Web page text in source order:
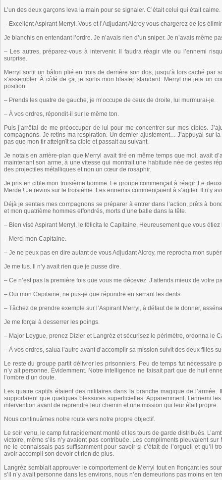
L’un des deux garçons leva la main pour se signaler. C’était celui qui était
– Excellent Aspirant Merryl. Vous et l’Adjudant Alcroy vous chargerez de les
Je blanchis en entendant l’ordre. Je n’avais rien d’un sniper. Je n’avais même
– Les autres, préparez-vous à intervenir. Il faudra réagir vite ou l’ennemi
surprise.
Merryl sortit un bâton plié en trois de derrière son dos, jusqu’à lors caché par
s’assembler. À côté de ça, je sortis mon blaster standard. Merryl me jeta un
position.
– Prends les quatre de gauche, je m’occupe de ceux de droite, lui murmurai-je.
– À vos ordres, répondit-il sur le même ton.
Puis j’arrêtai de me préoccuper de lui pour me concentrer sur mes cibles.
compagnons. Je retins ma respiration. Un dernier ajustement… J’appuyai sur
pas que mon tir atteignît sa cible et passait au suivant.
Je notais en arrière-plan que Merryl avait tiré en même temps que moi, avait
maintenant son arme, à une vitesse qui montrait une habitude née de gestes
des projectiles métalliques et non un cœur de rosaphir.
Je pris en cible mon troisième homme. Le groupe commençait à réagir. Le
Merde ! Je revins sur le troisième. Les ennemis commençaient à s’agiter. Il n’y
Déjà je sentais mes compagnons se préparer à entrer dans l’action, prêts à
et mon quatrième hommes effondrés, morts d’une balle dans la tête.
– Bien visé Aspirant Merryl, le félicita le Capitaine. Heureusement que vous étiez
– Merci mon Capitaine.
– Je ne peux pas en dire autant de vous Adjudant Alcroy, me reprocha mon
Je me tus. Il n’y avait rien que je pusse dire.
– Ce n’est pas la première fois que vous me décevez. J’attends mieux de votre
– Oui mon Capitaine, ne pus-je que répondre en serrant les dents.
– Tâchez de prendre exemple sur l’Aspirant Merryl, à défaut de le donner,
Je me forçai à desserrer les poings.
– Major Leygue, prenez Dizier et Langrèz et sécurisez le périmètre, ordonna le
– À vos ordres, salua l’autre avant d’accomplir sa mission suivit des deux filles
Le reste du groupe partit délivrer les prisonniers. Peu de temps fut nécessaire
n’y ait personne. Évidemment. Notre intelligence ne faisait part que de huit
l’ombre d’un doute.
Les quatre captifs étaient des militaires dans la branche magique de l’armée.
supportaient que quelques blessures superficielles. Apparemment, l’ennemi
intervention avant de reprendre leur chemin et une mission qui leur était propre.
Nous continuâmes notre route vers notre propre objectif.
Le soir venu, le camp fut rapidement monté et les tours de garde distribués.
victoire, même s’ils n’y avaient pas contribuée. Les compliments pleuvaient
ne le connaissais pas suffisamment pour savoir si c’était de l’orgueil et qu’il
avoir accompli son devoir et rien de plus.
Langrèz semblait approuver le comportement de Merryl tout en fronçant les
s’il n’y avait personne dans les environs, nous n’en demeurions pas moins en